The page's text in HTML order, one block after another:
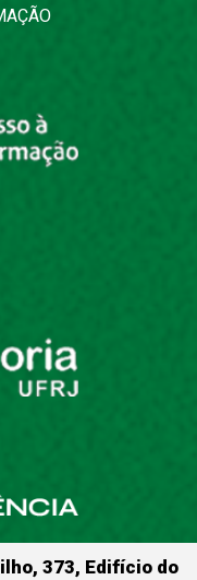
373, Edifício do